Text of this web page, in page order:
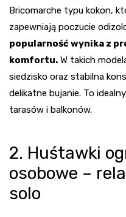
Bricomarche typu kokon,
zapewniają poczucie
popularność wynika z
komfortu. W takich
siedzisko oraz stabilna
delikatne bujanie. To
tarasów i balkonów.
2. Huśtawki
osobowe –
solo